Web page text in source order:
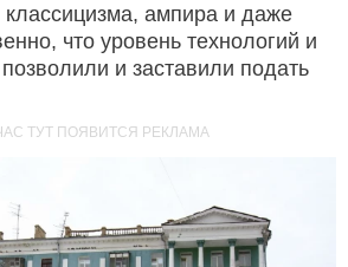
ампира и даже
что уровень технологий и
и заставили подать